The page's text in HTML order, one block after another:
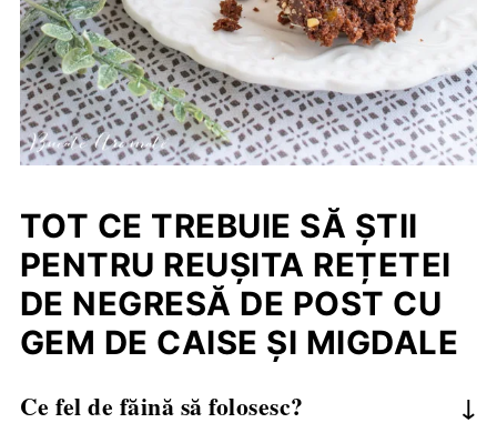
TOT CE TREBUIE SĂ ȘTII
PENTRU REUȘITA REȚETEI
DE NEGRESĂ DE POST CU
GEM DE CAISE ȘI MIGDALE
Ce fel de făină să folosesc?